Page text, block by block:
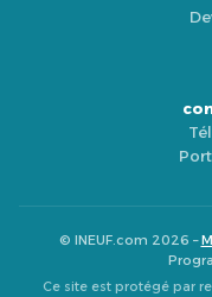
© INEUF.com 2026 –
Ce site est protégé par